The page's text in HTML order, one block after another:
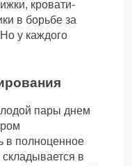
кровати-
в борьбе за
у каждого
пары днем
в полноценное
в